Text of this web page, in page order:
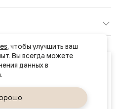
город
центр: 8 800 511 30 95
общим вопросам:
звонок
, чтобы улучшить ваш
Вы всегда можете
данных в